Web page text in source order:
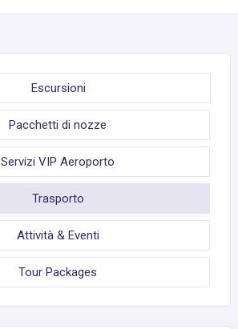
Escursioni
Pacchetti di nozze
Servizi VIP Aeroporto
Trasporto
Attività & Eventi
Tour Packages